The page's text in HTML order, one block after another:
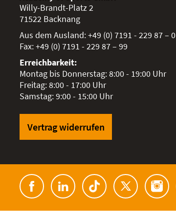
Willy-Brandt-Platz 2
71522 Backnang
Aus dem Ausland:+49 (0) 7191 - 229 87 – 0
Fax:+49 (0) 7191 - 229 87 – 99
Erreichbarkeit:
Montag bis Donnerstag: 8:00 - 19:00 Uhr
Freitag: 8:00 - 17:00 Uhr
Samstag: 9:00 - 15:00 Uhr
Vertrag widerrufen